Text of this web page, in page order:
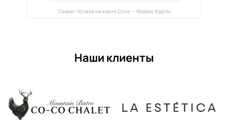
Секрет Успеха на карте Сочи — Яндекс Карты
Наши клиенты